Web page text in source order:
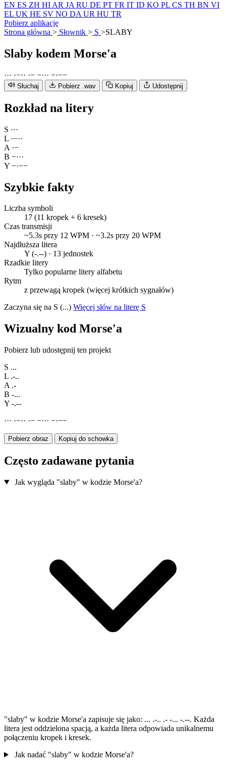
EN ES ZH HI AR JA RU DE PT FR IT ID KO PL CS TH BN VI
EL UK HE SV NO DA UR HU TR
Pobierz aplikację
Strona główna > Słownik > S >SLABY
Slaby kodem Morse'a
··· ·−·· ·− −··· −·−−
Słuchaj Pobierz .wav Kopiuj Udostępnij
Rozkład na litery
S ···
L ·−··
A ·−
B −···
Y −·−−
Szybkie fakty
Liczba symboli
17 (11 kropek + 6 kresek)
Czas transmisji
~5.3s przy 12 WPM · ~3.2s przy 20 WPM
Najdłuższa litera
Y (-.--) · 13 jednostek
Rzadkie litery
Tylko popularne litery alfabetu
Rytm
z przewagą kropek (więcej krótkich sygnałów)
Zaczyna się na S (...) Więcej słów na literę S
Wizualny kod Morse'a
Pobierz lub udostępnij ten projekt
S ...
L .-..
A .-
B -...
Y -.--
··· ·−·· ·− −··· −·−−
Pobierz obraz Kopiuj do schowka
Często zadawane pytania
Jak wygląda "slaby" w kodzie Morse'a?
"slaby" w kodzie Morse'a zapisuje się jako: ... .-.. .- -... -.--. Każda
litera jest oddzielona spacją, a każda litera odpowiada unikalnemu
połączeniu kropek i kresek.
Jak nadać "slaby" w kodzie Morse'a?